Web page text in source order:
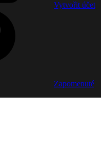
Vytvořit účet
Zapomenuté